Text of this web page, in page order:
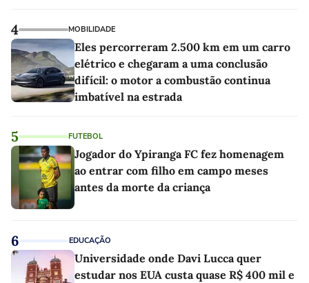
4 MOBILIDADE
Eles percorreram 2.500 km em um carro
elétrico e chegaram a uma conclusão
difícil: o motor a combustão continua
imbatível na estrada
5 FUTEBOL
Jogador do Ypiranga FC fez homenagem
ao entrar com filho em campo meses
antes da morte da criança
6 EDUCAÇÃO
Universidade onde Davi Lucca quer
estudar nos EUA custa quase R$ 400 mil e